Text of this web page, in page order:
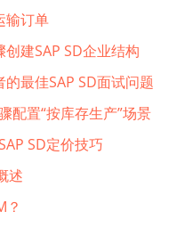
输订单
创建SAP SD企业结构
的最佳SAP SD面试问题
配置“按库存生产”场景
SD定价技巧
述
？